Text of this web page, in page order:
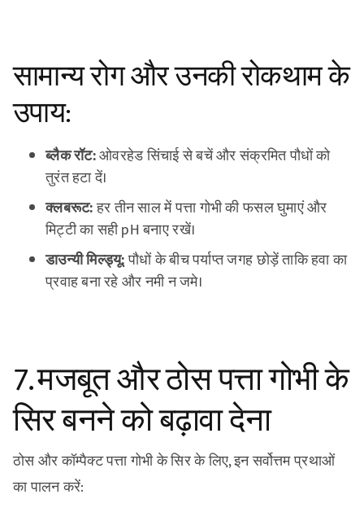
सामान्य रोग और उनकी रोकथाम के
उपाय:
ब्लैक रॉट:ओवरहेड सिंचाई से बचें और संक्रमित पौधों को
तुरंत हटा दें।
क्लबरूट:हर तीन साल में पत्ता गोभी की फसल घुमाएं और
मिट्टी का सही pH बनाए रखें।
डाउन्यी मिल्ड्यू:पौधों के बीच पर्याप्त जगह छोड़ें ताकि हवा का
प्रवाह बना रहे और नमी न जमे।
7. मजबूत और ठोस पत्ता गोभी के
सिर बनने को बढ़ावा देना
ठोस और कॉम्पैक्ट पत्ता गोभी के सिर के लिए, इन सर्वोत्तम प्रथाओं
का पालन करें: